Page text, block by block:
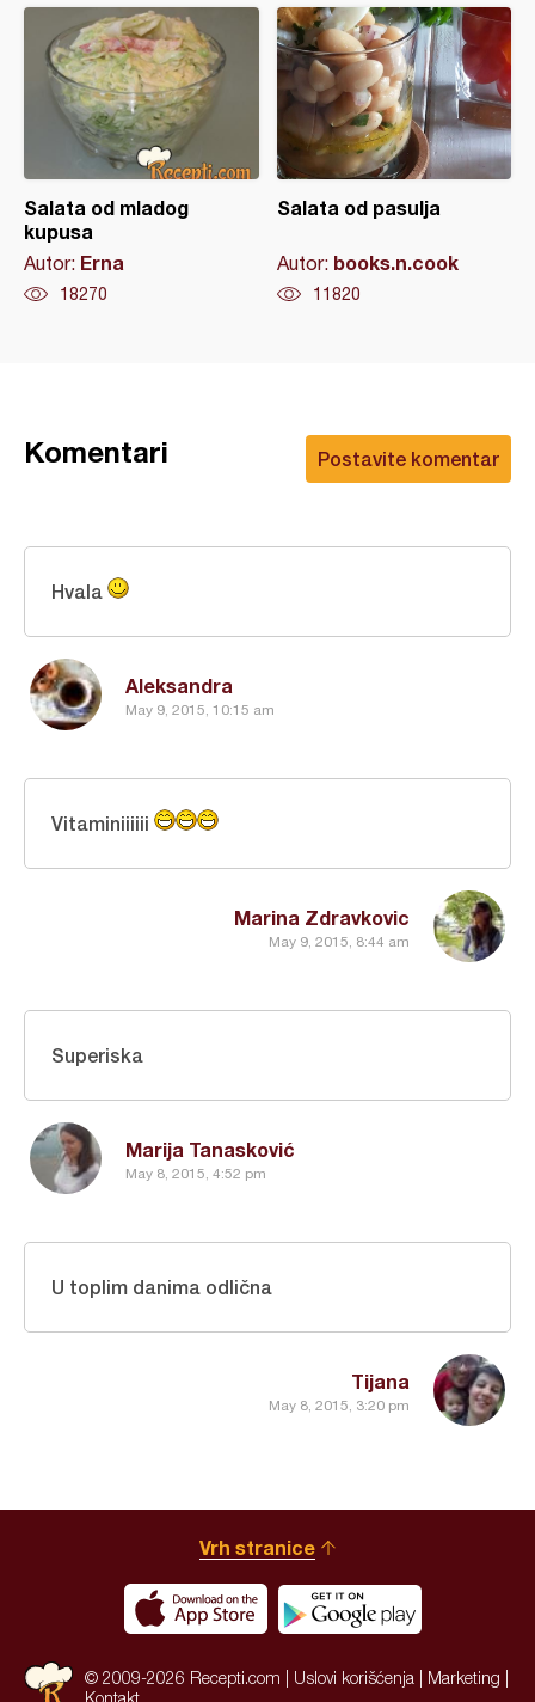
Salata od mladog
kupusa
Autor: Erna
18270
Salata od pasulja
Autor: books.n.cook
11820
Postavite komentar
Komentari
Aleksandra
May 9, 2015, 10:15 am
Hvala
Marina Zdravkovic
May 9, 2015, 8:44 am
Vitaminiiiiii
Marija Tanasković
May 8, 2015, 4:52 pm
Superiska
Tijana
May 8, 2015, 3:20 pm
U toplim danima odlična
Vrh stranice
© 2009-2026 Recepti.com | Uslovi korišćenja Marketing
Kontakt